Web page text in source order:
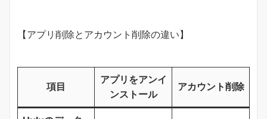
【アプリ削除とアカウント削除の違い】
項目
アプリをアンイ
ンストール
アカウント削除